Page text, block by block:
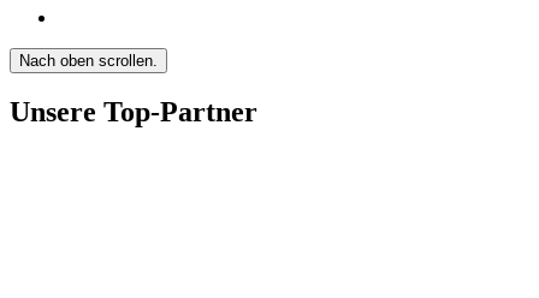
Nach oben scrollen.
Unsere Top-Partner